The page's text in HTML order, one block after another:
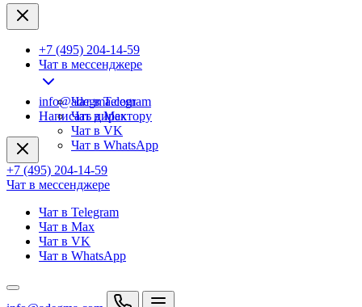
+7 (495) 204-14-59
Чат в мессенджере
Чат в Telegram
Чат в Max
Чат в VK
Чат в WhatsApp
info@adegma.com
Написать директору
+7 (495) 204-14-59
Чат в мессенджере
Чат в Telegram
Чат в Max
Чат в VK
Чат в WhatsApp